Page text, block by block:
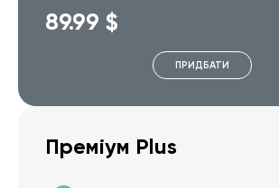
89.99 $
ПРИДБАТИ
Преміум Plus